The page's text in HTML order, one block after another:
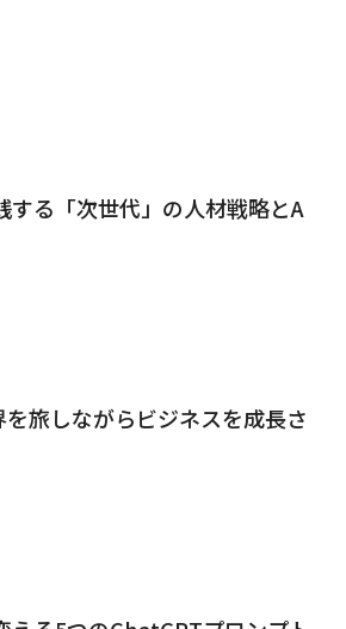
る「次世代」の人材戦略とA
旅しながらビジネスを成長さ